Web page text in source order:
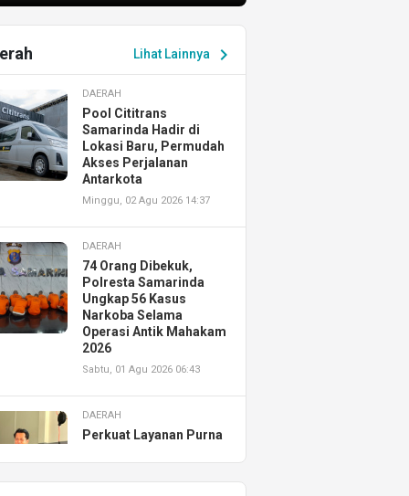
Lihat Lainnya chevron_right
DAERAH
Pool Cititrans
Samarinda Hadir di
Lokasi Baru, Permudah
Akses Perjalanan
Antarkota
Minggu, 02 Agu 2026 14:37
DAERAH
74 Orang Dibekuk,
Polresta Samarinda
Ungkap 56 Kasus
Narkoba Selama
Operasi Antik Mahakam
2026
Sabtu, 01 Agu 2026 06:43
DAERAH
Perkuat Layanan Purna
Resmikan AHASS